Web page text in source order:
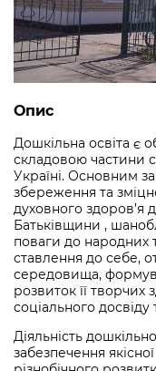
Опис
Дошкільна освіта є
складовою частини
Україні. Основним
збереження та
духовного здоров’я
Батьківщини ,
поваги до народних
ставлення до себе,
середовища,
розвиток її творчих
соціального досвіду
Діяльність
забезпечення